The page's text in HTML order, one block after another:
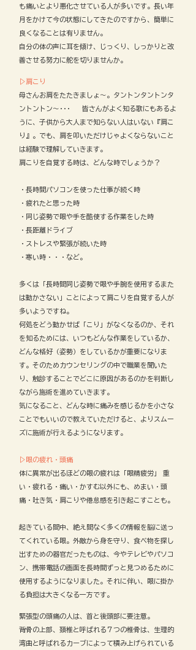
も痛いとより悪化させている人が多いです。長い年
月をかけて今の状態にしてきたのですから、簡単に
良くなることは有りません。
自分の体の声に耳を傾け、じっくり、しっかりと改
善させる努力に舵を切りませんか。
▷肩こり
母さんお肩をたたきましょ～。タントンタントンタ
ントントン～･･･ 皆さんがよく知る歌にもあるよ
うに、子供から大人まで知らない人はいない『肩こ
り』。でも、肩を叩いただけじゃよくならないこと
は経験で理解していきます。​
肩こりを自覚する時は、どんな時でしょうか？
・長時間パソコンを使った仕事が続く時
・疲れたと思った時
・同じ姿勢で眼や手を酷使する作業をした時
・長距離ドライブ
・ストレスや緊張が続いた時
・寒い時・・・など。
多くは「長時間同じ姿勢で眼や手腕を使用するまた
は動かさない」ことによって肩こりを自覚する人が
多いようですね。
何処をどう動かせば「こり」がなくなるのか、それ
を知るためには、いつもどんな作業をしているか、
どんな格好（姿勢）をしているかが重要になりま
す。そのためカウンセリングの中で職業を聞いた
り、触診することでどこに原因があるのかを判断し
ながら施術を進めていきます。
気になること、どんな時に痛みを感じるかを小さな
ことでもいいので教えていただけると、よりスムー
ズに施術が行えるようになります。
▷眼の疲れ・頭痛
体に異常が出るほどの眼の疲れは「眼精疲労」 重
い・疲れる・痛い・かすむ以外にも、めまい・頭
痛・吐き気・肩こりや倦怠感を引き起こすことも。
起きている間中、絶え間なく多くの情報を脳に送っ
てくれている眼。外敵から身を守り、食べ物を探し
出すための器官だったものは、今やテレビやパソコ
ン、携帯電話の画面を長時間ずっと見つめるために
使用するようになりました。それに伴い、眼に掛か
る負担は大きくなる一方です。
緊張型の頭痛の人は、首と後頭部に要注意。
背骨の上部、頚椎と呼ばれる７つの椎骨は、生理的
湾曲と呼ばれるカーブによって積み上げられている